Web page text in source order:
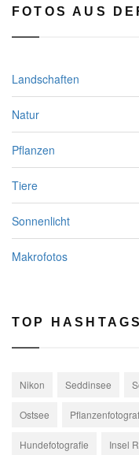
FOTOS AUS
Landschaften
Natur
Pflanzen
Tiere
Sonnenlicht
Makrofotos
TOP HASHTAGS
Nikon Seddinsee
Ostsee
Hundefotografie Insel